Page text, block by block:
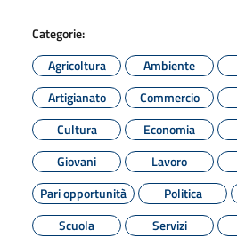
Categorie:
Agricoltura
Ambiente
Artigianato
Commercio
Cultura
Economia
Giovani
Lavoro
Pari opportunità
Politica
Scuola
Servizi